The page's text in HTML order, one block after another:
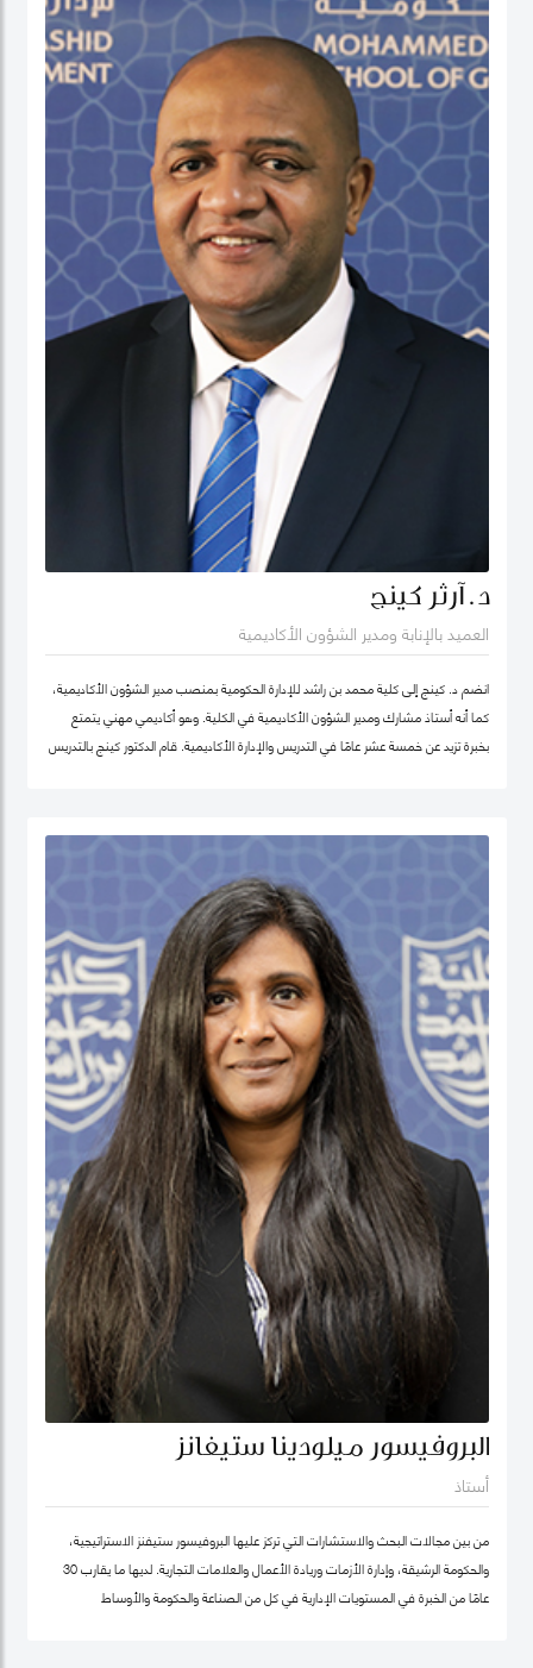
د. آرثر كينج
العميد بالإنابة ومدير الشؤون الأكاديمية
انضم د. كينج إلى كلية محمد بن راشد للإدارة الحكومية بمنصب مدير الشؤون الأكاديمية،
كما أنه أستاذ مشارك ومدير الشؤون الأكاديمية في الكلية. وهو أكاديمي مهني يتمتع
بخبرة تزيد عن خمسة عشر عامًا في التدريس والإدارة الأكاديمية. قام الدكتور كينج بالتدريس
في مناصب إدارية مختلفة بما في ذلك رئيس إدارة، ورئيس لجنة الاعتماد، ورئيس مركز
ريادة الأعمال، وعميدًا لجامعة في الكويت مؤخرًا.
البروفيسور ميلودينا ستيفانز
أستاذ
من بين مجالات البحث والاستشارات التي تركز عليها البروفيسور ستيفنز الاستراتيجية،
والحكومة الرشيقة، وإدارة الأزمات وريادة الأعمال والعلامات التجارية. لديها ما يقارب 30
عامًا من الخبرة في المستويات الإدارية في كل من الصناعة والحكومة والأوساط